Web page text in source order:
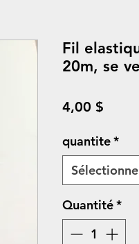
Fil
20m, se
4,00 $
quantite*
Quantité*